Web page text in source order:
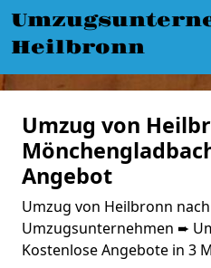
Heilbronn
Umzug von
Angebot
Umzug von Heilbronn
Umzugsunternehmen ➨
Kostenlose Angebote in 3